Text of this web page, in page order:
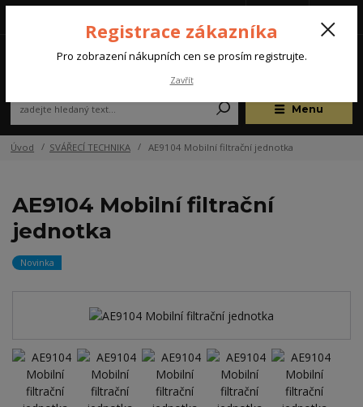
Menu
(Po-Pá, 07:00-15:30 hod.)
Úvod SVÁŘECÍ TECHNIKA AE9104 Mobilní filtrační jednotka
AE9104 Mobilní filtrační
jednotka
Novinka
Registrace zákazníka
Pro zobrazení nákupních cen se prosím registrujte.
Zavřít